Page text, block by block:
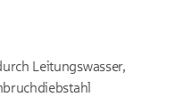
Leitungswasser,